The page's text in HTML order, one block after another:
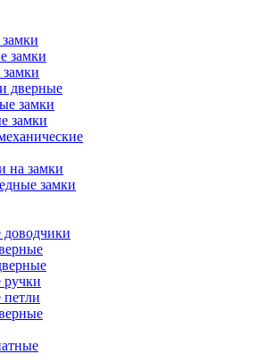
замки
дверные
замки
замки
на замки
замки